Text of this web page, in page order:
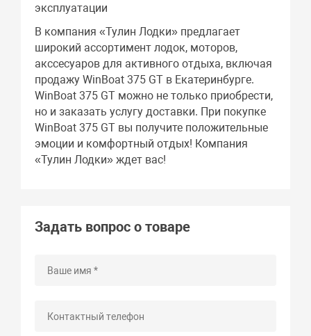
эксплуатации
В компания «Тулин Лодки» предлагает
широкий ассортимент лодок, моторов,
акссесуаров для активного отдыха, включая
продажу WinBoat 375 GT в Екатеринбурге.
WinBoat 375 GT можно не только приобрести,
но и заказать услугу доставки. При покупке
WinBoat 375 GT вы получите положительные
эмоции и комфортный отдых! Компания
«Тулин Лодки» ждет вас!
Задать вопрос о товаре